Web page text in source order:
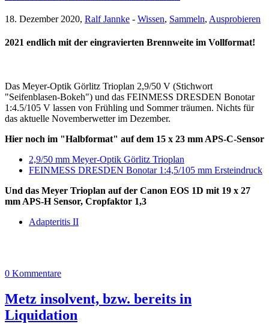
18. Dezember 2020, Ralf Jannke - Wissen, Sammeln, Ausprobieren
2021 endlich mit der eingravierten Brennweite im Vollformat!
Das Meyer-Optik Görlitz Trioplan 2,9/50 V (Stichwort
"Seifenblasen-Bokeh") und das FEINMESS DRESDEN Bonotar
1:4.5/105 V lassen von Frühling und Sommer träumen. Nichts für
das aktuelle Novemberwetter im Dezember.
Hier noch im "Halbformat" auf dem 15 x 23 mm APS-C-Sensor
2,9/50 mm Meyer-Optik Görlitz Trioplan
FEINMESS DRESDEN Bonotar 1:4,5/105 mm Ersteindruck
Und das Meyer Trioplan auf der Canon EOS 1D mit 19 x 27
mm APS-H Sensor, Cropfaktor 1,3
Adapteritis II
0 Kommentare
Metz insolvent, bzw. bereits in
Liquidation